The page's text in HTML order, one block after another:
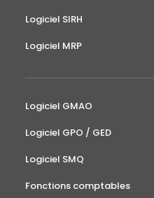
Logiciel SIRH
Logiciel MRP
Logiciel GMAO
Logiciel GPO / GED
Logiciel SMQ
Fonctions comptables